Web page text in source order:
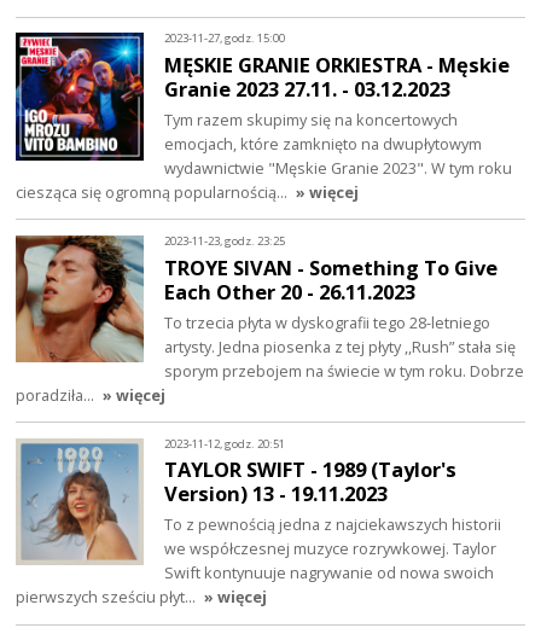
2023-11-27, godz. 15:00
MĘSKIE GRANIE ORKIESTRA - Męskie
Granie 2023 27.11. - 03.12.2023
Tym razem skupimy się na koncertowych
emocjach, które zamknięto na dwupłytowym
wydawnictwie "Męskie Granie 2023". W tym roku
ciesząca się ogromną popularnością… » więcej
2023-11-23, godz. 23:25
TROYE SIVAN - Something To Give
Each Other 20 - 26.11.2023
To trzecia płyta w dyskografii tego 28-letniego
artysty. Jedna piosenka z tej płyty ,,Rush” stała się
sporym przebojem na świecie w tym roku. Dobrze
poradziła… » więcej
2023-11-12, godz. 20:51
TAYLOR SWIFT - 1989 (Taylor's
Version) 13 - 19.11.2023
To z pewnością jedna z najciekawszych historii
we współczesnej muzyce rozrywkowej. Taylor
Swift kontynuuje nagrywanie od nowa swoich
pierwszych sześciu płyt… » więcej